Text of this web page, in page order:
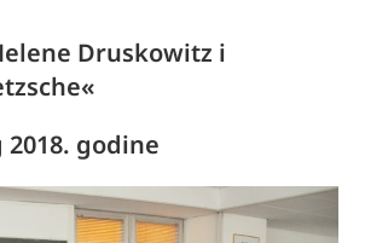
Druskowitz i
godine